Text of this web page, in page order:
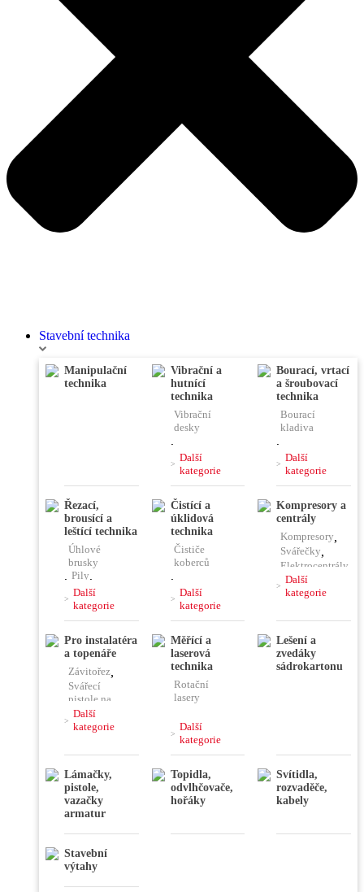
Stavební technika
Manipulační
technika
Vibrační a
hutnící
technika
Vibrační
desky
,
Vibrační
pěchy
Vibrační
lišty
, Čerpadla
Ponorné
vibrátory
Míchačky
Další
kategorie
Bourací, vrtací
a šroubovací
technika
Bourací
kladiva
,
Vrtací
kladiva
kladiva
,
Jádrové
vrtačky
Další
kategorie
Řezací,
brousící a
leštící technika
Úhlové
brusky
, Pily,
Rozbrušovací
pily
Hladičky,
Frézy,
Brusky,
Leštičky,
stříhačky
Další
kategorie
Čistící a
úklidová
technika
Čističe
koberců
,
Stavební
vysavače
podlah
,
Vysokotlaké
čističe
Další
kategorie
Kompresory a
centrály
Kompresory,
Svářečky,
Elektrocentrály
Pájky,
,
Plničky
klimatizace
Další
kategorie
Pro instalatéra
a topenáře
Závitořez,
Svářecí
pistole na
plast
,
kleště
Další
kategorie
Měřící a
laserová
technika
Rotační
lasery
Kombinovaný
laser
,
přístroje
, Váhy,
Úhloměry
Dálkoměry,
Další
kategorie
Lešení a
zvedáky
sádrokartonu
Lámačky,
pistole,
vazačky
armatur
Topidla,
odvlhčovače,
hořáky
Svítidla,
rozvaděče,
kabely
Stavební
výtahy